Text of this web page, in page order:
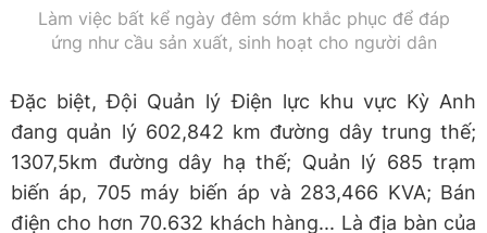
Làm việc bất kể ngày đêm sớm khắc phục để đáp
ứng như cầu sản xuất, sinh hoạt cho người dân
Đặc biệt, Đội Quản lý Điện lực khu vực Kỳ Anh
đang quản lý 602,842 km đường dây trung thế;
1307,5km đường dây hạ thế; Quản lý 685 trạm
biến áp, 705 máy biến áp và 283,466 KVA; Bán
điện cho hơn 70.632 khách hàng... Là địa bàn của